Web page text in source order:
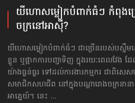
យីហោ​សម្លៀកបំពាក់​ធំៗ កំពុងត្
ចក្រ​នៅអាស៊ី?
យីហោ​សម្លៀកបំពាក់​ធំៗ ជាច្រើន​របស់​បស្ចឹ
ខ្លួន ឬផ្អាកការបញ្ជាទិញ ក្នុងរយៈពេលវែង
យ៉ាងធ្ងន់ធ្ងរ ទៅដល់ការងារកម្មករ ជាពិសេ
សមាជិកសហជីព នៅក្នុងបណ្ដារោងចក្រនា
អាគ្នេយ៍។ នេះ ...